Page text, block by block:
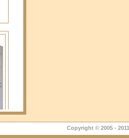
Copyright © 2005 - 2011